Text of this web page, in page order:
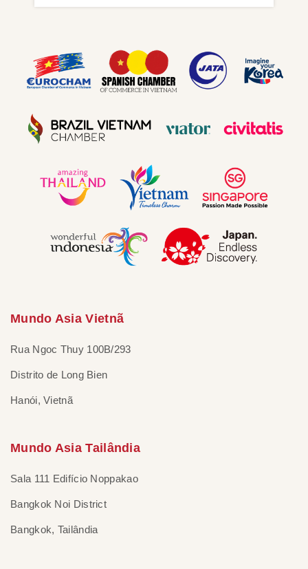
Mundo Asia Vietnã
Rua Ngoc Thuy 100B/293
Distrito de Long Bien
Hanói, Vietnã
Mundo Asia Tailândia
Sala 111 Edifício Noppakao
Bangkok Noi District
Bangkok, Tailândia